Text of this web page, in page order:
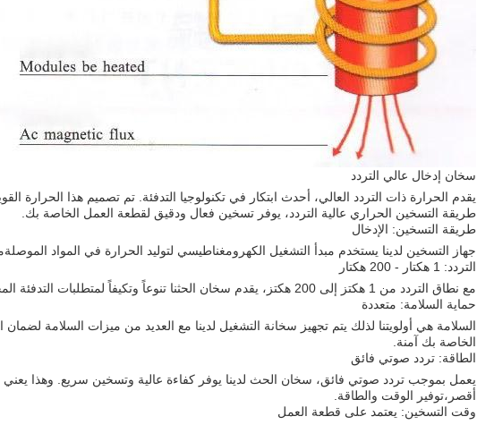
سخان إدخال عالي التردد
يقدم الحرارة ذات التردد العالي، أحدث ابتكار في تكنولوجيا التدفئة. تم تصميم هذا الحرارة
طريقة التسخين الحراري عالية التردد، يوفر تسخين فعال ودقيق لقطعة العمل الخاصة بك.
طريقة التسخين: الإدخال
جهاز التسخين لدينا يستخدم مبدأ التشغيل الكهرومغناطيسي لتوليد الحرارة في المواد
التردد: 1 هكتار - 200 هكتار
مع نطاق التردد من 1 هكتز إلى 200 هكتز، يقدم سخان الحثنا تنوعاً وتكيفاً لمتطلبات التدفئة المختلفة.سخاننا يمكنه التعامل معها بسهولة.
حماية السلامة: متعددة
السلامة هي أولويتنا لذلك يتم تجهيز سخانة التشغيل لدينا مع العديد من ميزات السلامة
الخاصة بك آمنة.
الطاقة: تردد صوتي فائق
يعمل بموجب تردد صوتي فائق، سخان الحث لدينا يوفر كفاءة عالية وتسخين سريع. وهذا
أقصر،توفير الوقت والطاقة.
وقت التسخين: يعتمد على قطعة العمل